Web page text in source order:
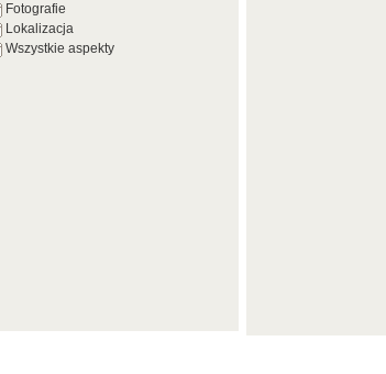
Kartoteka Zabytków
Fotografie
Lokalizacja
Wszystkie aspekty